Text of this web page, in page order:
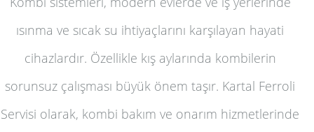
ısınma ve sıcak su ihtiyaçlarını karşılayan hayati
cihazlardır. Özellikle kış aylarında kombilerin
sorunsuz çalışması büyük önem taşır. Kartal Ferroli
Servisi olarak, kombi bakım ve onarım hizmetlerinde